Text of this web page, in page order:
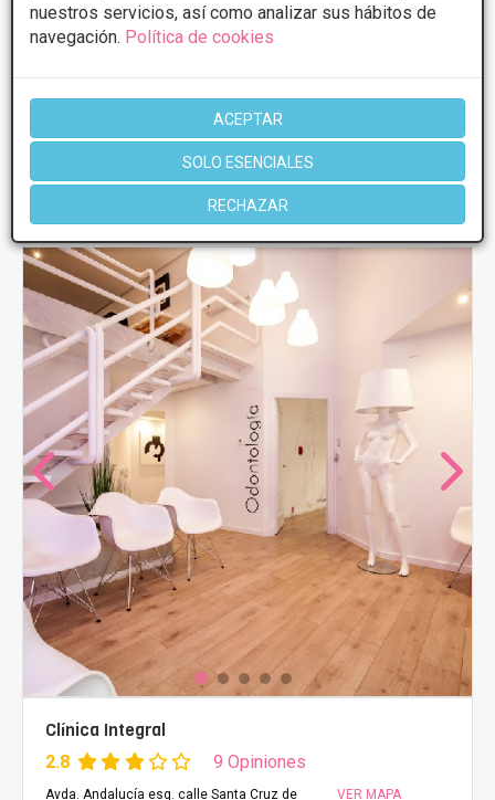
nuestros servicios, así como analizar sus hábitos de
navegación. Política de cookies
ACEPTAR
SOLO ESENCIALES
RECHAZAR
Lunes
10:00 - 15:00
Miércoles
10:00 - 15:00
Jueves
10:00 - 14:00 16:00 - 20:00
10:00 - 14:00
Más información
Clínica Integral
2.8 9 Opiniones
Avda. Andalucía esq. calle Santa Cruz de
VER MAPA